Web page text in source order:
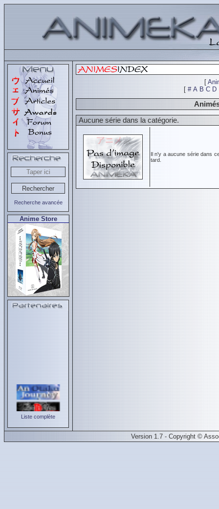
Recherche avancée
Anime Store
Liste complète
[
[ # A B C D
Aucune série dans la catégorie.
Il n'y a aucune série dans
tard.
Version 1.7 - Copyright ©